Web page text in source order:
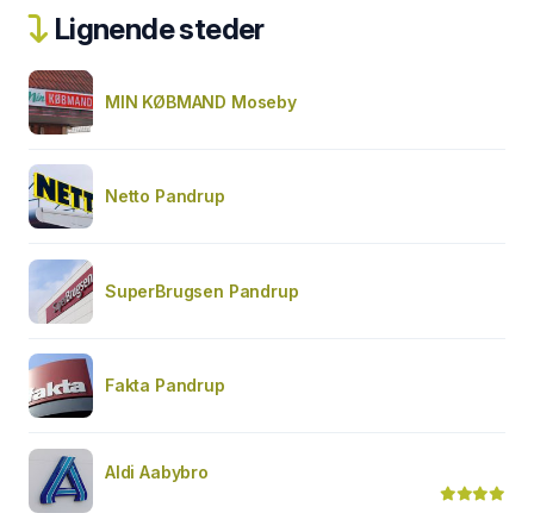
Lignende steder
MIN KØBMAND Moseby
Netto Pandrup
SuperBrugsen Pandrup
Fakta Pandrup
Aldi Aabybro